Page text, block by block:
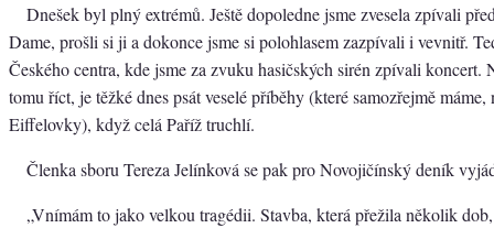
Dnešek byl plný extrémů. Ještě dopoledne jsme zvesela zpívali
Dame, prošli si ji a dokonce jsme si polohlasem zazpívali i vevnitř.
Českého centra, kde jsme za zvuku hasičských sirén zpívali koncert.
tomu říct, je těžké dnes psát veselé příběhy (které samozřejmě
Eiffelovky), když celá Paříž truchlí.
Členka sboru Tereza Jelínková se pak pro Novojičínský deník
„Vnímám to jako velkou tragédii. Stavba, která přežila několik